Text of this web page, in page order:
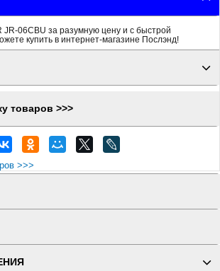
JR-06CBU за разумную цену и с быстрой
купить в интернет-магазине Послэнд!
товаров >>>
>>>